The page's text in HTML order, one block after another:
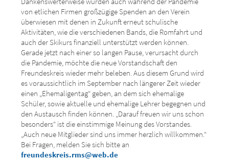
von etlichen Firmen großzügige Spenden an den Verein
überwiesen mit denen in Zukunft erneut schulische
Aktivitäten, wie die verschiedenen Bands, die Romfahrt und
auch der Skikurs finanziell unterstützt werden können.
Gerade jetzt nach einer so langen Pause, verursacht durch
die Pandemie, möchte die neue Vorstandschaft den
Freundeskreis wieder mehr beleben. Aus diesem Grund wird
es voraussichtlich im September nach längerer Zeit wieder
einen „Ehemaligentag“ geben, an dem sich ehemalige
Schüler, sowie aktuelle und ehemalige Lehrer begegnen und
den Austausch finden können. „Darauf freuen wir uns schon
besonders“ ist die einstimmige Meinung des Vorstandes.
„Auch neue Mitglieder sind uns immer herzlich willkommen.“
Bei Fragen, melden Sie sich bitte an
freundeskreis.rms@web.de